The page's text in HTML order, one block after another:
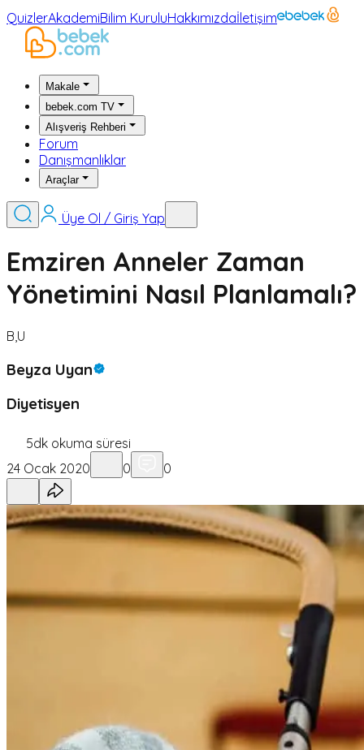
QuizlerAkademiBilim KuruluHakkımızdaİletişim
Makale
bebek.com TV
Alışveriş Rehberi
Forum
Danışmanlıklar
Araçlar
Üye Ol / Giriş Yap
Emziren Anneler Zaman
Yönetimini Nasıl Planlamalı?
B,U
Beyza Uyan
Diyetisyen
5dk okuma süresi
24 Ocak 2020
0 0